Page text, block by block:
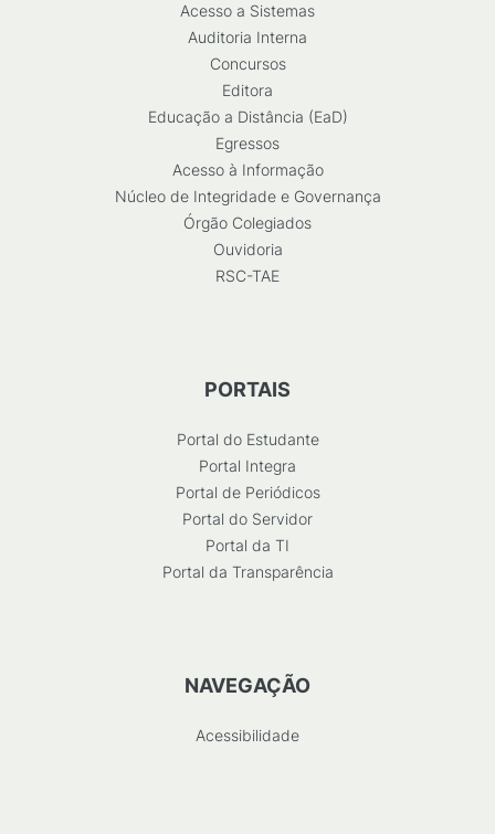
Acesso a Sistemas
Auditoria Interna
Concursos
Editora
Educação a Distância (EaD)
Egressos
Acesso à Informação
Núcleo de Integridade e Governança
Órgão Colegiados
Ouvidoria
RSC-TAE
PORTAIS
Portal do Estudante
Portal Integra
Portal de Periódicos
Portal do Servidor
Portal da TI
Portal da Transparência
NAVEGAÇÃO
Acessibilidade